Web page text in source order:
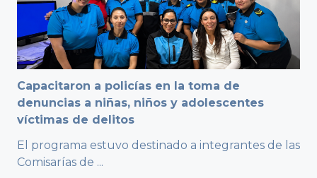
Capacitaron a policías en la toma de
denuncias a niñas, niños y adolescentes
víctimas de delitos
El programa estuvo destinado a integrantes de las
Comisarías de ...